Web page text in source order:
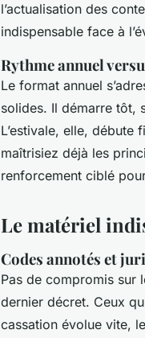
l’actualisation des
indispensable face à
Rythme annuel
Le format annuel
solides. Il démarre tôt,
L’estivale, elle,
maîtrisiez déjà les
renforcement ciblé
Le matériel
Codes annotés et
Pas de compromis sur
dernier décret. Ceux
cassation évolue vite,